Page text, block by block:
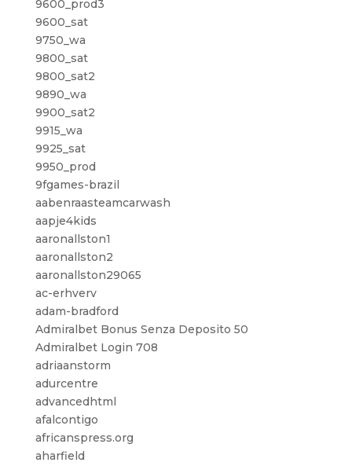
9600_prod3
9600_sat
9750_wa
9800_sat
9800_sat2
9890_wa
9900_sat2
9915_wa
9925_sat
9950_prod
9fgames-brazil
aabenraasteamcarwash
aapje4kids
aaronallston1
aaronallston2
aaronallston29065
ac-erhverv
adam-bradford
Admiralbet Bonus Senza Deposito 50
Admiralbet Login 708
adriaanstorm
adurcentre
advancedhtml
afalcontigo
africanspress.org
aharfield